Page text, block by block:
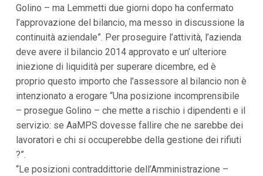
Golino – ma Lemmetti due giorni dopo ha confermato
l’approvazione del bilancio, ma messo in discussione la
continuità aziendale”. Per proseguire l’attività, l’azienda
deve avere il bilancio 2014 approvato e un’ ulteriore
iniezione di liquidità per superare dicembre, ed è
proprio questo importo che l’assessore al bilancio non è
intenzionato a erogare “Una posizione incomprensibile
– prosegue Golino – che mette a rischio i dipendenti e il
servizio: se AaMPS dovesse fallire che ne sarebbe dei
lavoratori e chi si occuperebbe della gestione dei rifiuti
?”.
“Le posizioni contraddittorie dell’Amministrazione –